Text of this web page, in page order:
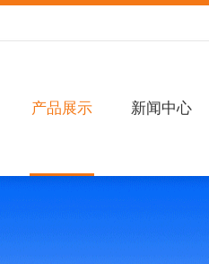
产品展示 新闻中心